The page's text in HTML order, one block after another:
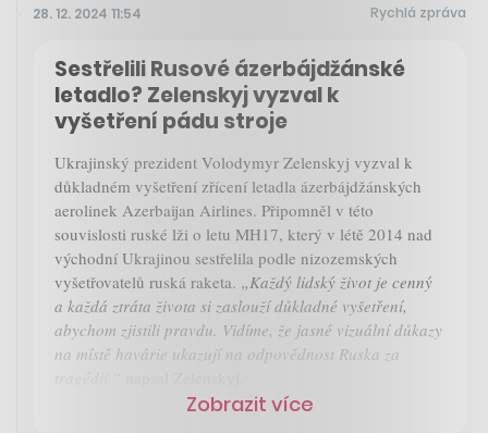
28. 12. 2024 11:54 Rychlá zpráva
Sestřelili Rusové ázerbájdžánské
letadlo? Zelenskyj vyzval k
vyšetření pádu stroje
Ukrajinský prezident Volodymyr Zelenskyj vyzval k
důkladném vyšetření zřícení letadla ázerbájdžánských
aerolinek Azerbaijan Airlines. Připomněl v této
souvislosti ruské lži o letu MH17, který v létě 2014 nad
východní Ukrajinou sestřelila podle nizozemských
vyšetřovatelů ruská raketa. „Každý lidský život je cenný
a každá ztráta života si zaslouží důkladné vyšetření,
abychom zjistili pravdu. Vidíme, že jasné vizuální důkazy
na místě havárie ukazují na odpovědnost Ruska za
Zobrazit více